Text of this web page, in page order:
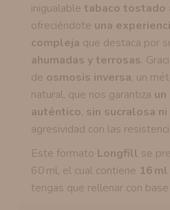
inigualable tabaco tostado
ofreciéndote una
compleja que destaca por
ahumadas y terrosas.
de osmosis inversa, un
natural, que nos garantiza
auténtico, sin sucralosa
agresividad con las
Este formato Longfill se
60 ml, el cual contiene 16
tengas que rellenar con